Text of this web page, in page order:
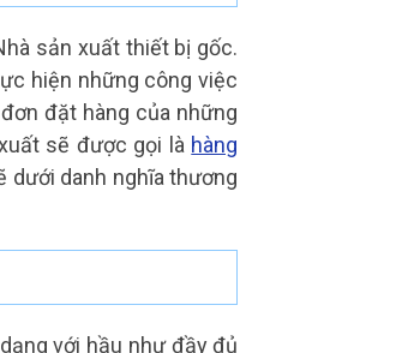
sản xuất thiết bị gốc.
hiện những công việc
đặt hàng của những
sẽ được gọi là hàng
dưới danh nghĩa thương
với hầu như đầy đủ